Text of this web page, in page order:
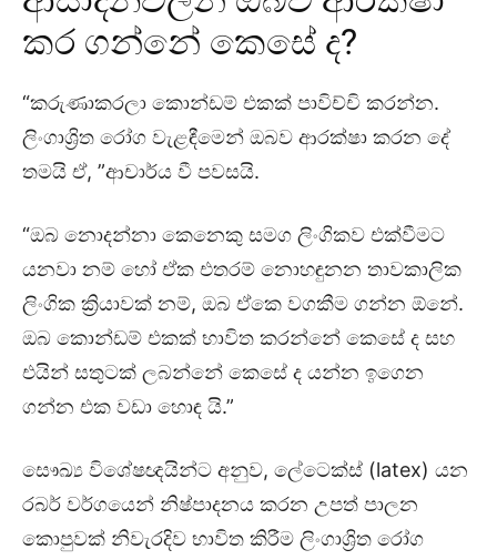
කර ගන්නේ කෙසේ ද?
“කරුණාකරලා කොන්ඩම් එකක් පාවිච්චි කරන්න.
ලිංගාශ්‍රිත රෝග වැළඳීමෙන් ඔබව ආරක්ෂා කරන දේ
තමයි ඒ, ”ආචාර්ය වී පවසයි.
“ඔබ නොදන්නා කෙනෙකු සමග ලිංගිකව එක්වීමට
යනවා නම් හෝ ඒක එතරම් නොහඳුනන තාවකාලික
ලිංගික ක්‍රියාවක් නම්, ඔබ ඒකෙ වගකීම ගන්න ඕනේ.
ඔබ කොන්ඩම් එකක් භාවිත කරන්නේ කෙසේ ද සහ
එයින් සතුටක් ලබන්නේ කෙසේ ද යන්න ඉගෙන
ගන්න එක වඩා හොඳ යි.”
සෞඛ්‍ය විශේෂඥයින්ට අනුව, ලේටෙක්ස් (latex) යන
රබර් වර්ගයෙන් නිෂ්පාදනය කරන උපත් පාලන
කොපුවක් නිවැරදිව භාවිත කිරීම ලිංගාශ්‍රිත රෝග